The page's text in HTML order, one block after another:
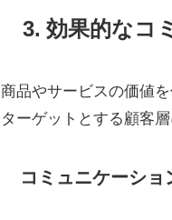
3. 効果的なコ
商品やサービスの価値
ターゲットとする顧客
コミュニケーショ